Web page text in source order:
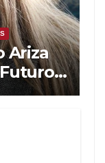
Ariza